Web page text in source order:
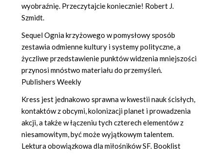
wyobraźnię. Przeczytajcie koniecznie! Robert J.
Szmidt.
Sequel Ognia krzyżowego w pomysłowy sposób
zestawia odmienne kultury i systemy polityczne, a
życzliwe przedstawienie punktów widzenia mniejszości
przynosi mnóstwo materiału do przemyśleń.
Publishers Weekly
Kress jest jednakowo sprawna w kwestii nauk ścisłych,
kontaktów z obcymi, kolonizacji planet i prowadzenia
akcji, a także w łączeniu tych czterech elementów z
niesamowitym, być może wyjątkowym talentem.
Lektura obowiązkowa dla miłośników SF. Booklist